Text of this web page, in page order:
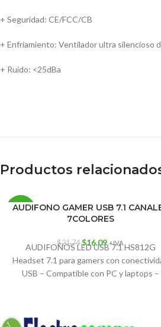
+ Seguridad: CE/FCC/CB
+ Enfriamiento: Ventilador ultra silencioso
+ Ruido: <25dBa
Productos
-26%
AUDIFONO GAMER USB 7.1
7COLORES
$21.74 $16.09 +IVA
AUDIFONOS LED USB 7.1 HS812G
Headset 7.1 para gamers con
USB – Compatible con PC y laptops –